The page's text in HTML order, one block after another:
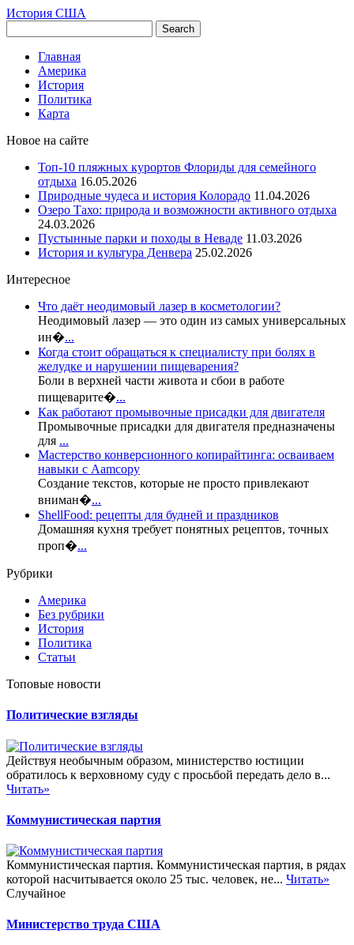
История США
Главная
Америка
История
Политика
Карта
Новое на сайте
Топ-10 пляжных курортов Флориды для семейного
отдыха 16.05.2026
Природные чудеса и история Колорадо 11.04.2026
Озеро Тахо: природа и возможности активного отдыха
24.03.2026
Пустынные парки и походы в Неваде 11.03.2026
История и культура Денвера 25.02.2026
Интересное
Что даёт неодимовый лазер в косметологии?
Неодимовый лазер — это один из самых универсальных
ин�...
Когда стоит обращаться к специалисту при болях в
желудке и нарушении пищеварения?
Боли в верхней части живота и сбои в работе
пищеварите�...
Как работают промывочные присадки для двигателя
Промывочные присадки для двигателя предназначены
для ...
Мастерство конверсионного копирайтинга: осваиваем
навыки с Aamcopy
Создание текстов, которые не просто привлекают
вниман�...
ShellFood: рецепты для будней и праздников
Домашняя кухня требует понятных рецептов, точных
проп�...
Рубрики
Америка
Без рубрики
История
Политика
Статьи
Топовые новости
Политические взгляды
Действуя необычным образом, министерство юстиции
обратилось к верховному суду с просьбой передать дело в...
Читать»
Коммунистическая партия
Коммунистическая партия. Коммунистическая партия, в рядах
которой насчитывается около 25 тыс. человек, не... Читать»
Случайное
Министерство труда США